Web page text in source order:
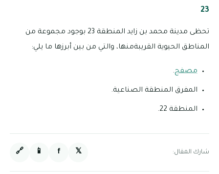
23
تحظى مدينة محمد بن زايد المنطقة 23 بوجود مجموعة من
المناطق الحيوية القريبةمنها، والتي من بين أبرزها ما يلي:
مصفح.
المفرق المنطقة الصناعية.
المنطقة 22.
شارك المقال: 𝕏
f
📱
🔗